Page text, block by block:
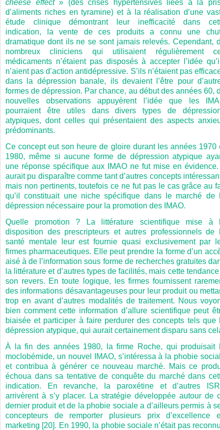
cheese effect» (des crises hypertensives liées à la
d’aliments riches en tyramine) et à la réalisation d’une
étude clinique démontrant leur inefficacité dans
indication, la vente de ces produits a connu une
dramatique dont ils ne se sont jamais relevés. Cependant,
nombreux cliniciens qui utilisaient régulièrement
médicaments n’étaient pas disposés à accepter l’idée
n’aient pas d’action antidépressive. S’ils n’étaient pas
dans la dépression banale, ils devaient l’être pour
formes de dépression. Par chance, au début des années 60,
nouvelles observations appuyèrent l’idée que les
pourraient être utiles dans divers types de
atypiques, dont celles qui présentaient des aspects
prédominants.
Ce concept eut son heure de gloire durant les années 1970
1980, même si aucune forme de dépression atypique
une réponse spécifique aux IMAO ne fut mise en
aurait pu disparaître comme tant d’autres concepts
mais non pertinents, toutefois ce ne fut pas le cas grâce au
qu’il constituait une niche spécifique dans le marché de
dépression nécessaire pour la promotion des IMAO.
Quelle promotion ? La littérature scientifique mise à
disposition des prescripteurs et autres professionnels de
santé mentale leur est fournie quasi exclusivement par
firmes pharmaceutiques. Elle peut prendre la forme d’un
aisé à de l’information sous forme de recherches gratuites
la littérature et d’autres types de facilités, mais cette
son revers. En toute logique, les firmes fournissent
des informations désavantageuses pour leur produit ou
trop en avant d’autres modalités de traitement. Nous
bien comment cette information d’allure scientifique peut
biaisée et participer à faire perdurer des concepts tels que
dépression atypique, qui aurait certainement disparu sans
À la fin des années 1980, la firme Roche, qui produisait
moclobémide, un nouvel IMAO, s’intéressa à la phobie
et contribua à générer ce nouveau marché. Mais ce
échoua dans sa tentative de conquête du marché dans
indication. En revanche, la paroxétine et d’autres
arrivèrent à s’y placer. La stratégie développée autour de
dernier produit et de la phobie sociale a d’ailleurs permis à
concepteurs de remporter plusieurs prix d’excellence
marketing [20]. En 1990, la phobie sociale n’était pas